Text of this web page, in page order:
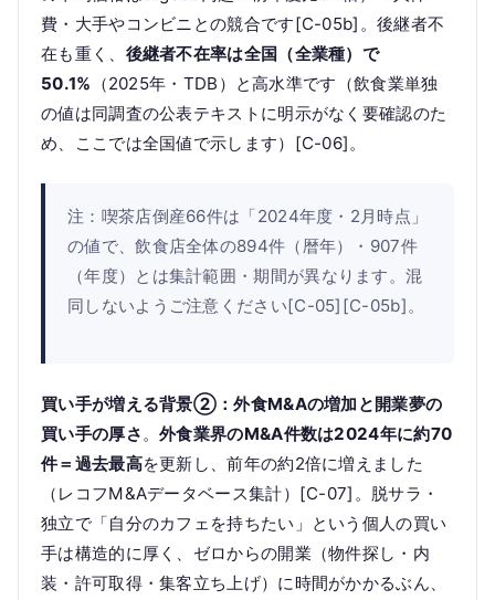
費・大手やコンビニとの競合です[C-05b]。後継者不
在も重く、 後継者不在率は全国（全業種）で
50.1% （2025年・TDB）と高水準です（飲食業単独
の値は同調査の公表テキストに明示がなく要確認のた
め、ここでは全国値で示します）[C-06]。
注：喫茶店倒産66件は「2024年度・2月時点」
の値で、飲食店全体の894件（暦年）・907件
（年度）とは集計範囲・期間が異なります。混
同しないようご注意ください[C-05][C-05b]。
買い手が増える背景②：外食M&Aの増加と開業夢の
買い手の厚さ 。外食業界のM&A件数は2024年に約70
件＝過去最高を更新し、前年の約2倍に増えました
（レコフM&Aデータベース集計）[C-07]。脱サラ・
独立で「自分のカフェを持ちたい」という個人の買い
手は構造的に厚く、ゼロからの開業（物件探し・内
装・許可取得・集客立ち上げ）に時間がかかるぶん、